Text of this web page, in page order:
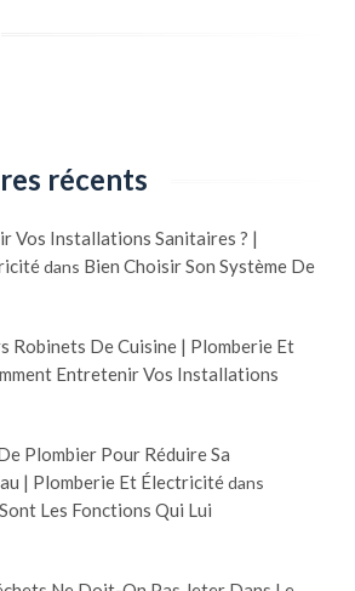
récents
Vos Installations Sanitaires ? |
dans Bien Choisir Son Système De
Robinets De Cuisine | Plomberie Et
Entretenir Vos Installations
Plombier Pour Réduire Sa
| Plomberie Et Électricitédans
Les Fonctions Qui Lui